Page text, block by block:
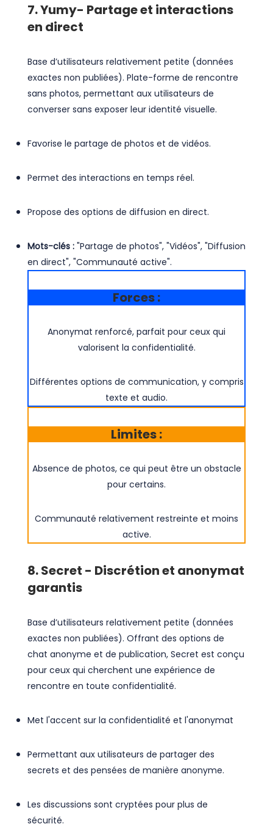
7. Yumy- Partage et interactions
en direct
Base d’utilisateurs relativement petite (données
exactes non publiées). Plate-forme de rencontre
sans photos, permettant aux utilisateurs de
converser sans exposer leur identité visuelle.
Favorise le partage de photos et de vidéos.
Permet des interactions en temps réel.
Propose des options de diffusion en direct.
Mots-clés : "Partage de photos", "Vidéos", "Diffusion
en direct", "Communauté active".
Forces :
Anonymat renforcé, parfait pour ceux qui
valorisent la confidentialité.
Différentes options de communication, y compris
texte et audio.
Limites :
Absence de photos, ce qui peut être un obstacle
pour certains.
Communauté relativement restreinte et moins
active.
8. Secret - Discrétion et anonymat
garantis
Base d’utilisateurs relativement petite (données
exactes non publiées). Offrant des options de
chat anonyme et de publication, Secret est conçu
pour ceux qui cherchent une expérience de
rencontre en toute confidentialité.
Met l'accent sur la confidentialité et l'anonymat
Permettant aux utilisateurs de partager des
secrets et des pensées de manière anonyme.
Les discussions sont cryptées pour plus de
sécurité.